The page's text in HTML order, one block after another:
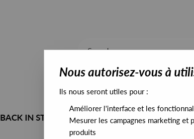
BACK IN STOCK ALL STOCK EXCLUSIVES
Nous autorisez-vous à
Ils nous seront utiles pour :
Améliorer l'interface et les
Mesurer les campagnes marketing et
produits